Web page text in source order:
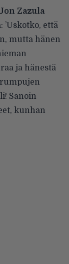
Zazula
että
mutta hänen
ja hänestä
Sanoin
kunhan